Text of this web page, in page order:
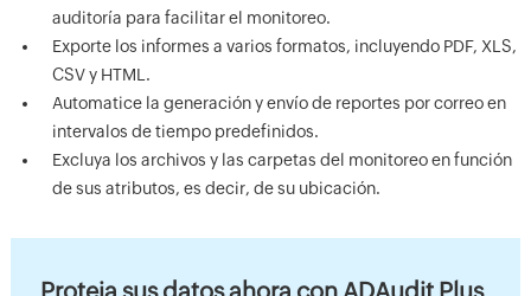
auditoría para facilitar el monitoreo.
Exporte los informes a varios formatos, incluyendo PDF, XLS,
CSV y HTML.
Automatice la generación y envío de reportes por correo en
intervalos de tiempo predefinidos.
Excluya los archivos y las carpetas del monitoreo en función
de sus atributos, es decir, de su ubicación.